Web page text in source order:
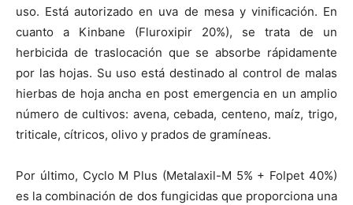
uso. Está autorizado en uva de mesa y vinificación. En
cuanto a Kinbane (Fluroxipir 20%), se trata de un
herbicida de traslocación que se absorbe rápidamente
por las hojas. Su uso está destinado al control de malas
hierbas de hoja ancha en post emergencia en un amplio
número de cultivos: avena, cebada, centeno, maíz, trigo,
triticale, cítricos, olivo y prados de gramíneas.
Por último, Cyclo M Plus (Metalaxil-M 5% + Folpet 40%)
es la combinación de dos fungicidas que proporciona una